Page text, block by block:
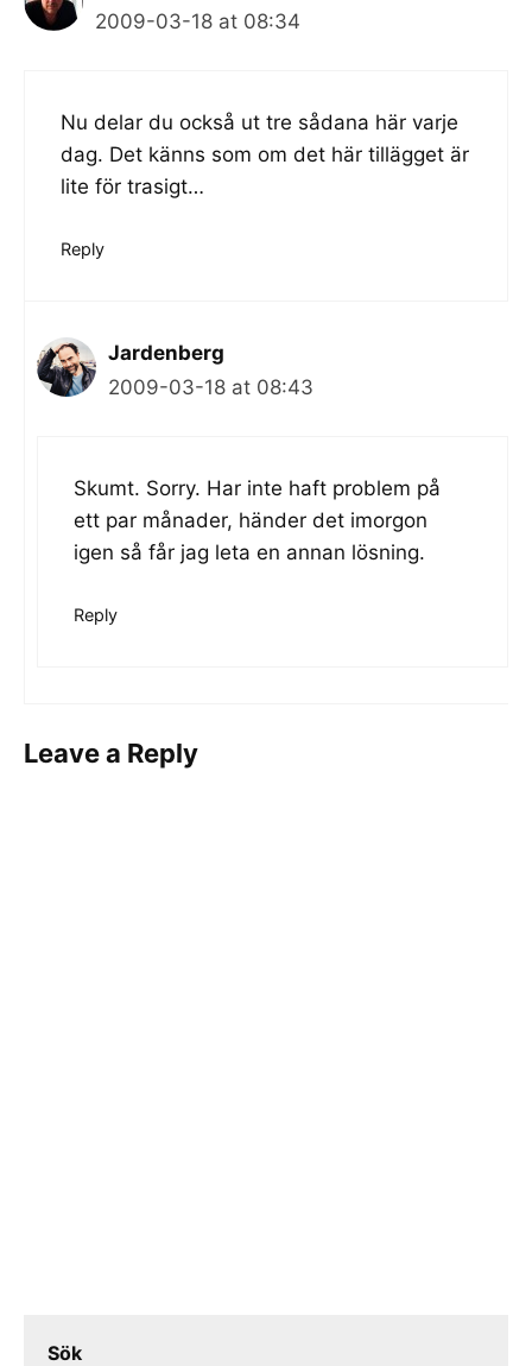
2009-03-18 at 08:34
Nu delar du också ut tre sådana här varje
dag. Det känns som om det här tillägget är
lite för trasigt…
Reply
Jardenberg
2009-03-18 at 08:43
Skumt. Sorry. Har inte haft problem på
ett par månader, händer det imorgon
igen så får jag leta en annan lösning.
Reply
Leave a Reply
Sök